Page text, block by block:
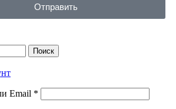
Отправить
Поиск
Email *